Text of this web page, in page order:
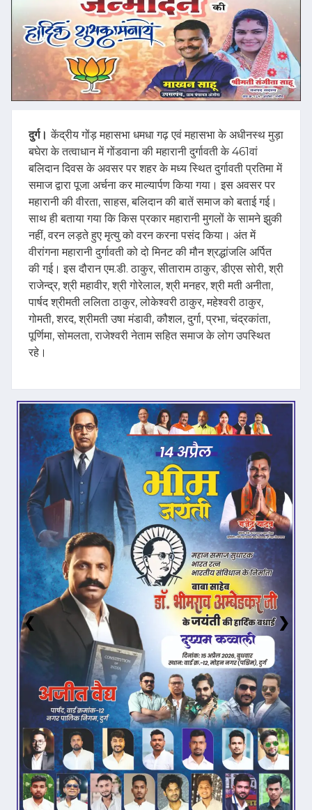
दुर्ग।केंद्रीय गोंड़ महासभा धमधा गढ़ एवं महासभा के अधीनस्थ मुड़ा
बघेरा के तत्वाधान में गोंडवाना की महारानी दुर्गावती के 461वां
बलिदान दिवस के अवसर पर शहर के मध्य स्थित दुर्गावती प्रतिमा में
समाज द्वारा पूजा अर्चना कर माल्यार्पण किया गया। इस अवसर पर
महारानी की वीरता, साहस, बलिदान की बातें समाज को बताई गई।
साथ ही बताया गया कि किस प्रकार महारानी मुगलों के सामने झुकी
नहीं, वरन लड़ते हुए मृत्यु को वरन करना पसंद किया। अंत में
वीरांगना महारानी दुर्गावती को दो मिनट की मौन श्रद्धांजलि अर्पित
की गई। इस दौरान एम.डी. ठाकुर, सीताराम ठाकुर, डीएस सोरी, श्री
राजेन्द्र, श्री महावीर, श्री गोरेलाल, श्री मनहर, श्री मती अनीता,
पार्षद श्रीमती ललिता ठाकुर, लोकेश्वरी ठाकुर, महेश्वरी ठाकुर,
गोमती, शरद, श्रीमती उषा मंडावी, कौशल, दुर्गा, प्रभा, चंद्रकांता,
पूर्णिमा, सोमलता, राजेश्वरी नेताम सहित समाज के लोग उपस्थित
रहे।
❮ ❯